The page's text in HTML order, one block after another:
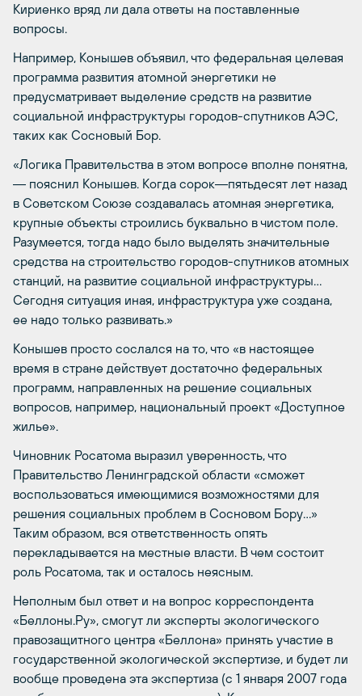
Кириенко вряд ли дала ответы на поставленные
вопросы.
Например, Конышев объявил, что федеральная целевая
программа развития атомной энергетики не
предусматривает выделение средств на развитие
социальной инфраструктуры городов-спутников АЭС,
таких как Сосновый Бор.
«Логика Правительства в этом вопросе вполне понятна,
― пояснил Конышев. Когда сорок―пятьдесят лет назад
в Советском Союзе создавалась атомная энергетика,
крупные объекты строились буквально в чистом поле.
Разумеется, тогда надо было выделять значительные
средства на строительство городов-спутников атомных
станций, на развитие социальной инфраструктуры…
Сегодня ситуация иная, инфраструктура уже создана,
ее надо только развивать.»
Конышев просто сослался на то, что «в настоящее
время в стране действует достаточно федеральных
программ, направленных на решение социальных
вопросов, например, национальный проект «Доступное
жилье».
Чиновник Росатома выразил уверенность, что
Правительство Ленинградской области «сможет
воспользоваться имеющимися возможностями для
решения социальных проблем в Сосновом Бору…»
Таким образом, вся ответственность опять
перекладывается на местные власти. В чем состоит
роль Росатома, так и осталось неясным.
Неполным был ответ и на вопрос корреспондента
«Беллоны.Ру», смогут ли эксперты экологического
правозащитного центра «Беллона» принять участие в
государственной экологической экспертизе, и будет ли
вообще проведена эта экспертиза (с 1 января 2007 года